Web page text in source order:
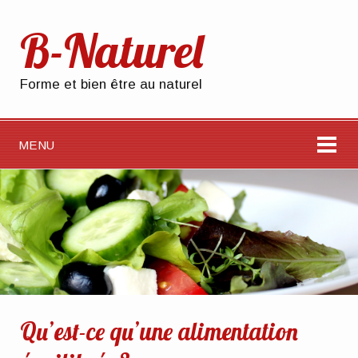
B-Naturel
Forme et bien être au naturel
MENU
Qu’est-ce qu’une alimentation